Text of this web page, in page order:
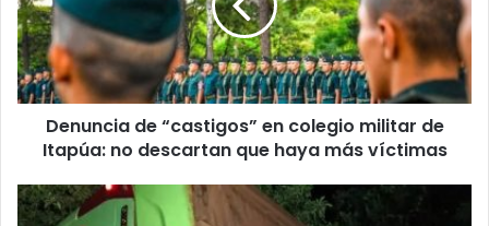
Denuncia de “castigos” en colegio militar de
Itapúa: no descartan que haya más víctimas